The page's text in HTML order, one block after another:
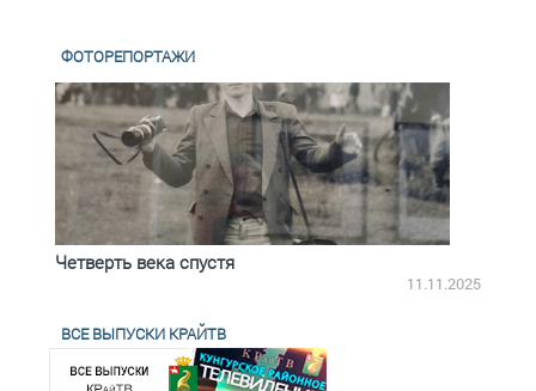
ФОТОРЕПОРТАЖИ
Четверть века спустя
11.11.2025
ВСЕ ВЫПУСКИ КРАЙТВ